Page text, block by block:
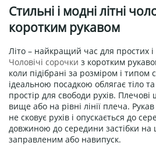
Стильні і модні літні
коротким рукавом
Літо – найкращий час для простих і
Чоловічі сорочки з коротким
коли підібрані за розміром і типом
ідеальною посадкою облягає тіло
простір для свободи рухів.
вище або на рівні лінії плеча.
не сковує рухів і опускається до
довжиною до середини застібки
заправленим або навипуск.